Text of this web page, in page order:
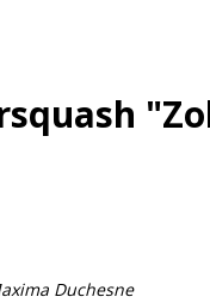
i favoritlistan
Duchesne